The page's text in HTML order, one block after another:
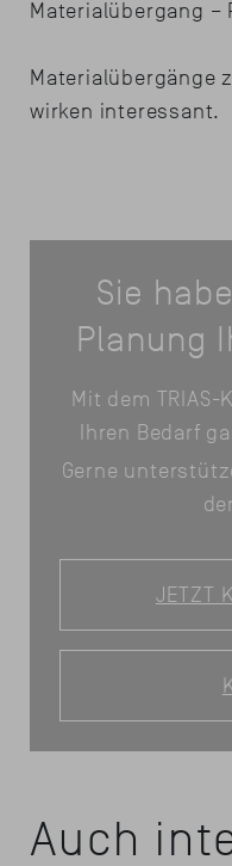
Materialübergänge
wirken interessant.
Sie
Planung
Mit dem
Ihren Bedarf
Gerne
JETZT
Auch